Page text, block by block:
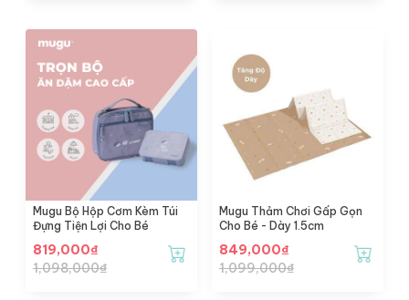
Mugu Bộ Hộp Cơm Kèm Túi
Đựng Tiện Lợi Cho Bé
819,000₫
1,098,000₫
Mugu Thảm Chơi Gấp Gọn
Cho Bé - Dày 1.5cm
849,000₫
1,099,000₫